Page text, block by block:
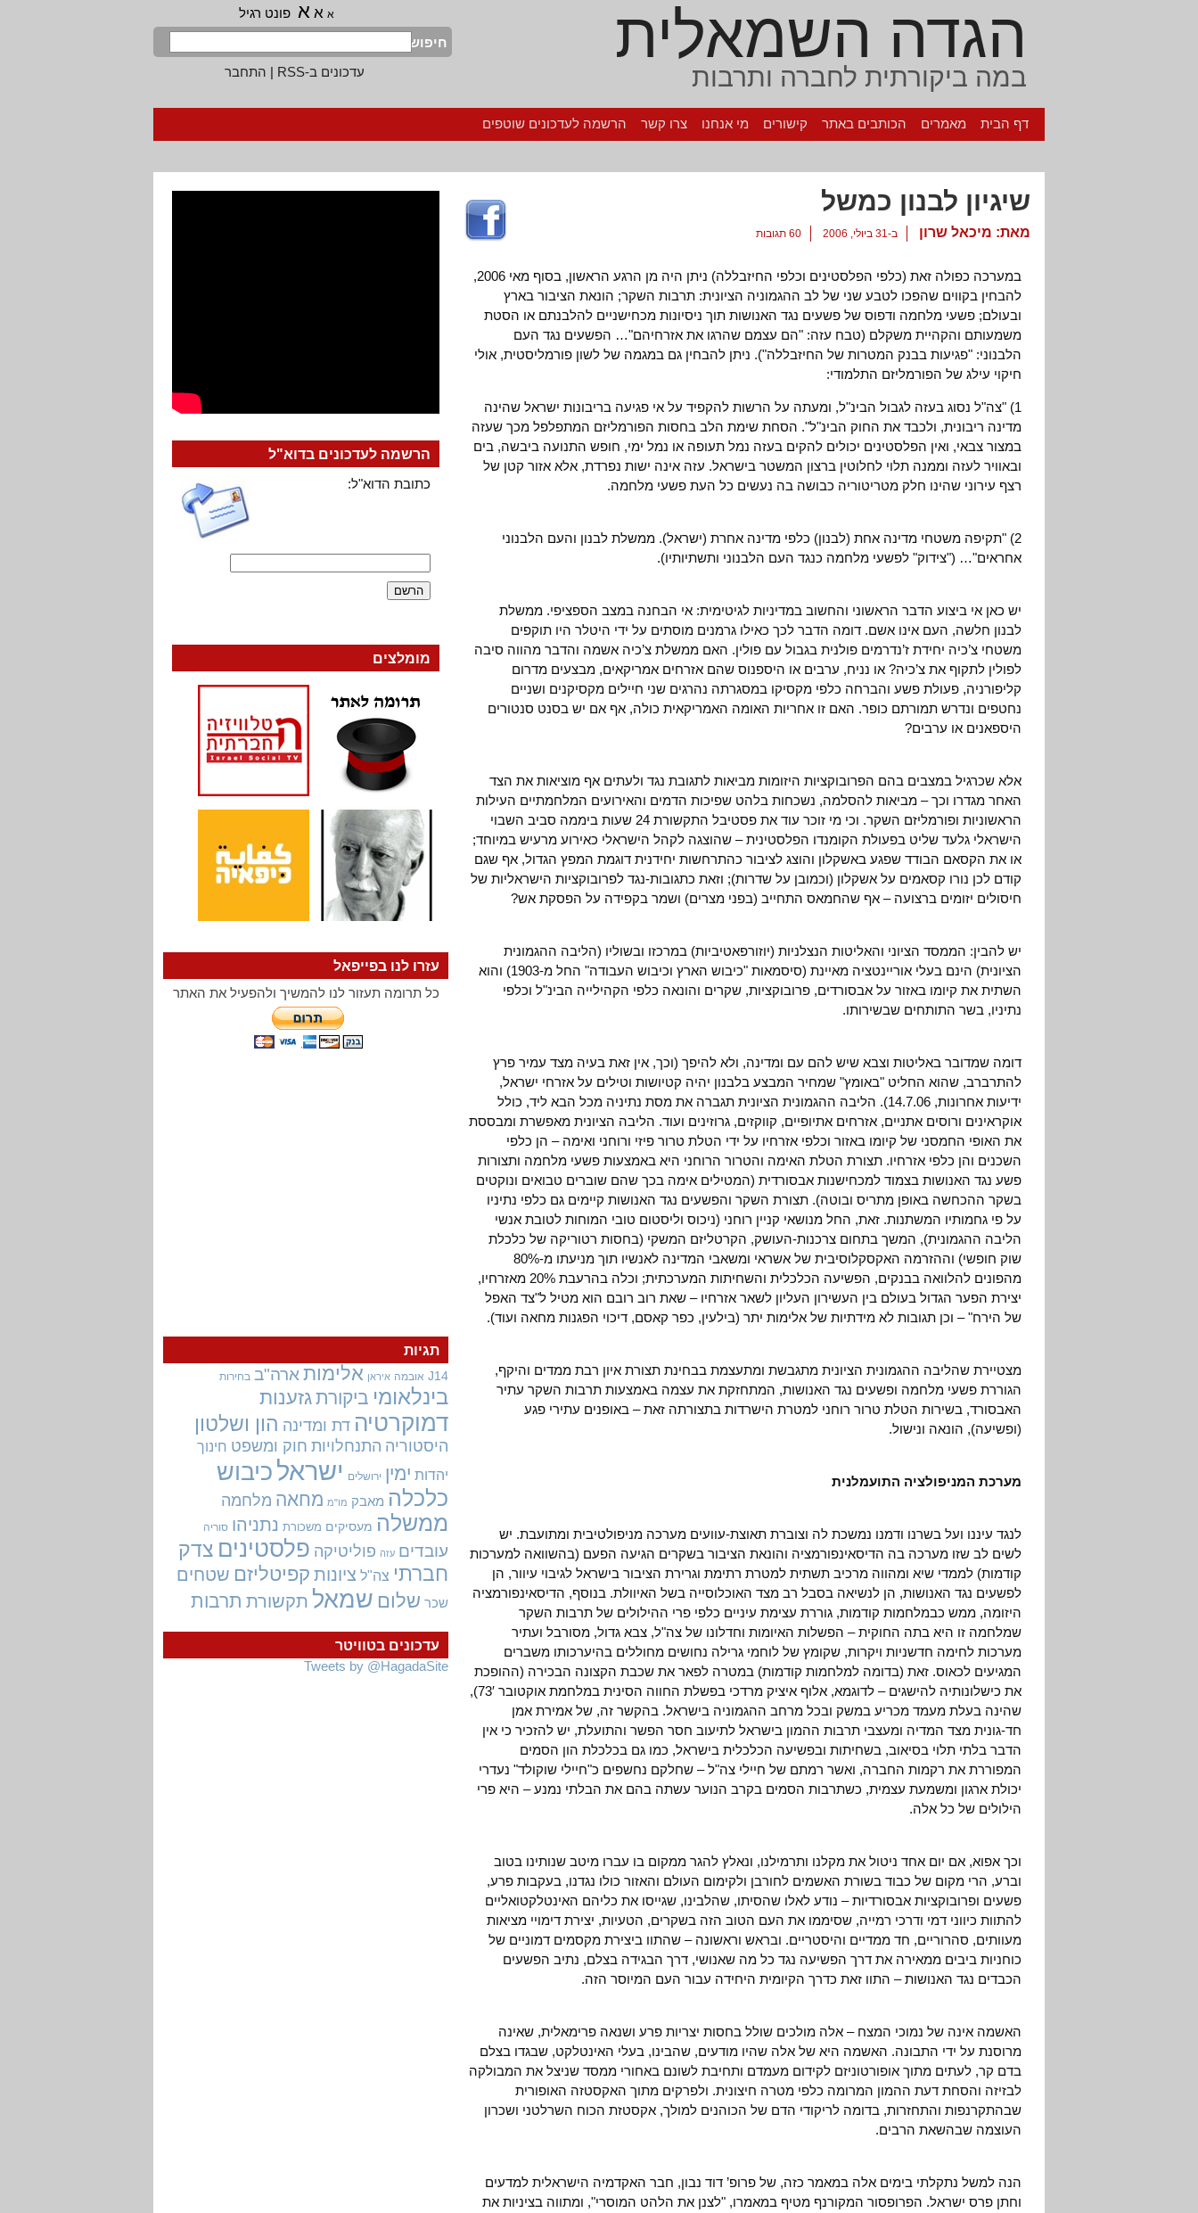
הגדה השמאלית
במה ביקורתית לחברה ותרבות
א א א פונט רגיל
חיפוש
עדכונים ב-RSS
| התחבר
דף הבית מאמרים הכותבים באתר קישורים מי אנחנו צרו קשר הרשמה לעדכונים שוטפים
שיגיון לבנון כמשל
מאת: מיכאל שרון ב-31 ביולי, 2006 60 תגובות
במערכה כפולה זאת (כלפי הפלסטינים וכלפי החיזבללה) ניתן היה מן הרגע הראשון, בסוף מאי 2006,
להבחין בקווים שהפכו לטבע שני של לב ההגמוניה הציונית: תרבות השקר; הונאת הציבור בארץ
ובעולם; פשעי מלחמה ודפוס של פשעים נגד האנושות תוך ניסיונות מכחישניים להלבנתם או הסטת
משמעותם והקהיית משקלם (טבח עזה: "הם עצמם שהרגו את אזרחיהם"… הפשעים נגד העם
הלבנוני: "פגיעות בבנק המטרות של החיזבללה"). ניתן להבחין גם במגמה של לשון פורמליסטית, אולי
חיקוי עילג של הפורמליזם התלמודי:
1) "צה"ל נסוג בעזה לגבול הבינ"ל, ומעתה על הרשות להקפיד על אי פגיעה בריבונות ישראל שהינה
מדינה ריבונית, ולכבד את החוק הבינ"ל". הסחת שימת הלב בחסות הפורמליזם המתפלפל מכך שעזה
במצור צבאי, ואין הפלסטינים יכולים להקים בעזה נמל תעופה או נמל ימי, חופש התנועה ביבשה, בים
ובאוויר לעזה וממנה תלוי לחלוטין ברצון המשטר בישראל. עזה אינה ישות נפרדת, אלא אזור קטן של
רצף עירוני שהינו חלק מטריטוריה כבושה בה נעשים כל העת פשעי מלחמה.
2) "תקיפה משטחי מדינה אחת (לבנון) כלפי מדינה אחרת (ישראל). ממשלת לבנון והעם הלבנוני
אחראים"… ("צידוק" לפשעי מלחמה כנגד העם הלבנוני ותשתיותיו).
יש כאן אי ביצוע הדבר הראשוני והחשוב במדיניות לגיטימית: אי הבחנה במצב הספציפי. ממשלת
לבנון חלשה, העם אינו אשם. דומה הדבר לכך כאילו גרמנים מוסתים על ידי היטלר היו תוקפים
משטחי צ’כיה יחידת ז’נדרמים פולנית בגבול עם פולין. האם ממשלת צ’כיה אשמה והדבר מהווה סיבה
לפולין לתקוף את צ’כיה? או נניח, ערבים או היספנוס שהם אזרחים אמריקאים, מבצעים מדרום
קליפורניה, פעולת פשע והברחה כלפי מקסיקו במסגרתה נהרגים שני חיילים מקסיקנים ושניים
נחטפים ונדרש תמורתם כופר. האם זו אחריות האומה האמריקאית כולה, אף אם יש בסנט סנטורים
היספאנים או ערבים?
אלא שכרגיל במצבים בהם הפרובוקציות היזומות מביאות לתגובת נגד ולעתים אף מוציאות את הצד
האחר מגדרו וכך – מביאות להסלמה, נשכחות בלהט שפיכות הדמים והאירועים המלחמתיים העילות
הראשוניות ופורמליזם השקר. וכי מי זוכר עוד את פסטיבל התקשורת 24 שעות ביממה סביב השבוי
הישראלי גלעד שליט בפעולת הקומנדו הפלסטינית – שהוצגה לקהל הישראלי כאירוע מרעיש במיוחד;
או את הקסאם הבודד שפגע באשקלון והוצג לציבור כהתרחשות יחידנית דוגמת המפץ הגדול, אף שגם
קודם לכן נורו קסאמים על אשקלון (וכמובן על שדרות); וזאת כתגובות-נגד לפרובוקציות הישראליות של
חיסולים יזומים ברצועה – אף שהחמאס התחייב (בפני מצרים) ושמר בקפידה על הפסקת אש?
יש להבין: הממסד הציוני והאליטות הנצלניות (יוזורפאטיביות) במרכזו ובשוליו (הליבה ההגמונית
הציונית) הינם בעלי אוריינטציה מאיינת (סיסמאות "כיבוש הארץ וכיבוש העבודה" החל מ-1903) והוא
השתית את קיומו באזור על אבסורדים, פרובוקציות, שקרים והונאה כלפי הקהילייה הבינ"ל וכלפי
נתיניו, בשר התותחים שבשירותו.
דומה שמדובר באליטות וצבא שיש להם עם ומדינה, ולא להיפך (וכך, אין זאת בעיה מצד עמיר פרץ
להתרברב, שהוא החליט "באומץ" שמחיר המבצע בלבנון יהיה קטיושות וטילים על אזרחי ישראל,
ידיעות אחרונות, 14.7.06). הליבה ההגמונית הציונית תגברה את מסת נתיניה מכל הבא ליד, כולל
אוקראינים ורוסים אתניים, אזרחים אתיופיים, קווקזים, גרוזינים ועוד. הליבה הציונית מאפשרת ומבססת
את האופי החמסני של קיומו באזור וכלפי אזרחיו על ידי הטלת טרור פיזי ורוחני ואימה – הן כלפי
השכנים והן כלפי אזרחיו. תצורת הטלת האימה והטרור הרוחני היא באמצעות פשעי מלחמה ותצורות
פשע נגד האנושות בצמוד למכחישנות אבסורדית (המטילים אימה בכך שהם שוברים טבואים ונוקטים
בשקר ההכחשה באופן מתריס ובוטה). תצורת השקר והפשעים נגד האנושות קיימים גם כלפי נתיניו
על פי גחמותיו המשתנות. זאת, החל מנושאי קניין רוחני (ניכוס וליסטום טובי המוחות לטובת אנשי
הליבה ההגמונית), המשך בתחום צרכנות-העושק, הקרטליזם המשקי (בחסות רטוריקה של כלכלת
שוק חופשי) וההזרמה האקסקלוסיבית של אשראי ומשאבי המדינה לאנשיו תוך מניעתו מ-80%
מהפונים להלוואה בבנקים, הפשיעה הכלכלית והשחיתות המערכתית; וכלה בהרעבת 20% מאזרחיו,
יצירת הפער הגדול בעולם בין העשירון העליון לשאר אזרחיו – שאת רוב רובם הוא מטיל ל"צד האפל
של הירח" – וכן תגובות לא מידתיות של אלימות יתר (בילעין, כפר קאסם, דיכוי הפגנות מחאה ועוד).
מצטיירת שהליבה ההגמונית הציונית מתגבשת ומתעצמת בבחינת תצורת איון רבת ממדים והיקף,
הגוררת פשעי מלחמה ופשעים נגד האנושות, המתחזקת את עצמה באמצעות תרבות השקר עתיר
האבסורד, בשירות הטלת טרור רוחני למטרת הישרדות בתצורתה זאת – באופנים עתירי פגע
(ופשיעה), הונאה ונישול.
מערכת המניפולציה התועמלנית
לנגד עיננו ועל בשרנו ודמנו נמשכת לה וצוברת תאוצת-עוועים מערכה מניפולטיבית ומתועבת. יש
לשים לב שזו מערכה בה הדיסאינפורמציה והונאת הציבור בשקרים הגיעה הפעם (בהשוואה למערכות
קודמות) לממדי שיא ומהווה מרכיב תשתית למטרת רתימת וגרירת הציבור בישראל לגיבוי עיוור, הן
לפשעים נגד האנושות, הן לנשיאה בסבל רב מצד האוכלוסייה בשל האיוולת. בנוסף, הדיסאינפורמציה
היזומה, ממש כבמלחמות קודמות, גוררת עצימת עיניים כלפי פרי ההילולים של תרבות השקר
שמלחמה זו היא בתה החוקית – הפשלות האיומות וחדלונו של צה"ל, צבא גדול, מסורבל ועתיר
מערכות לחימה חדשניות ויקרות, שקומץ של לוחמי גרילה נחושים מחוללים בהיערכותו משברים
המגיעים לכאוס. זאת (בדומה למלחמות קודמות) במטרה לפאר את שכבת הקצונה הבכירה (ההופכת
את כישלונותיה להישגים – לדוגמא, אלוף איציק מרדכי בפשלת החווה הסינית במלחמת אוקטובר 73′),
שהינה בעלת מעמד מכריע במשק ובכל מרחב ההגמוניה בישראל. בהקשר זה, של אמירת אמן
חד-גונית מצד המדיה ומעצבי תרבות ההמון בישראל לתיעוב חסר הפשר והתועלת, יש להזכיר כי אין
הדבר בלתי תלוי בסיאוב, בשחיתות ובפשיעה הכלכלית בישראל, כמו גם בכלכלת הון הסמים
המפוררת את רקמות החברה, ואשר רמתם של חיילי צה"ל – שחלקם נחשפים כ"חיילי שוקולד" נעדרי
יכולת ארגון ומשמעת עצמית, כשתרבות הסמים בקרב הנוער עשתה בהם את הבלתי נמנע – היא פרי
הילולים של כל אלה.
וכך אפוא, אם יום אחד ניטול את מקלנו ותרמילנו, ונאלץ להגר ממקום בו עברו מיטב שנותינו בטוב
וברע, הרי מקום של כבוד בשורת האשמים לחורבן ולקימום העולם והאזור כולו נגדנו, בעקבות פרע,
פשעים ופרובוקציות אבסורדיות – נודע לאלו שהסיתו, שהלבינו, שגייסו את כליהם האינטלקטואליים
להתוות כיווני דמי ודרכי רמייה, שסיממו את העם הטוב הזה בשקרים, הטעיות, יצירת דימויי מציאות
מעוותים, סהרוריים, חד ממדיים והיסטריים. ובראש וראשונה – שהתוו ביצירת מקסמים דמוניים של
כוחניות ביבים ממאירה את דרך הפשיעה נגד כל מה שאנושי, דרך הבגידה בצלם, נתיב הפשעים
הכבדים נגד האנושות – התוו זאת כדרך הקיומית היחידה עבור העם המיוסר הזה.
האשמה אינה של נמוכי המצח – אלה מולכים שולל בחסות יצריות פרע ושנאה פרימאלית, שאינה
מרוסנת על ידי התבונה. האשמה היא של אלה שהיו מודעים, שהבינו, בעלי האינטלקט, שבגדו בצלם
בדם קר, לעתים מתוך אופורטוניזם לקידום מעמדם ותחיבת לשונם באחורי ממסד שניצל את המבולקה
לבזיזה והסחת דעת ההמון המרומה כלפי מטרה חיצונית. ולפרקים מתוך האקסטזה האופורית
שבהתקרנפות והתחזרות, בדומה לריקודי הדם של הכוהנים למולך, אקסטזת הכוח השרלטני ושכרון
העוצמה שבהשאת הרבים.
הנה למשל נתקלתי בימים אלה במאמר כזה, של פרופ’ דוד נבון, חבר האקדמיה הישראלית למדעים
וחתן פרס ישראל. הפרופסור המקורנף מטיף במאמרו, "לצנן את הלהט המוסרי", ומתווה בציניות את
הרשמה לעדכונים בדוא"ל
כתובת הדוא"ל:
מומלצים
עזרו לנו בפייפאל
כל תרומה תעזור לנו להמשיך ולהפעיל את האתר
עדכונים בטוויטר
Tweets by @HagadaSite
תגיות
J14 אובמה איראן אלימות ארה"ב בחירות
בינלאומי ביקורתגזענות
דמוקרטיה דת ומדינה הון ושלטון
היסטוריה התנחלויות חוק ומשפט חינוך
יהדות ימין ירושלים ישראל כיבוש
כלכלה מאבק מו"מ מחאה מלחמה
ממשלה מעסיקים משכורת נתניהו סוריה
עובדים עזה פוליטיקה פלסטינים צדק
חברתי צה"ל ציונות קפיטליזם שטחים
שכר שלום שמאל תקשורת תרבות